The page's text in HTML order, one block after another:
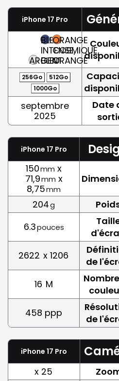
iPhone 17 Pro
ARGENT
BLEU
INTENSE,
BLEU
ORANGE
COSMIQUE,
ORANGE
256Go
512Go
1000Go
septembre
2025
Date
iPhone 17 Pro
150mm x
71,9mm x
8,75mm
204g
6.3pouces
2622 x 1206
de
16 M
458 ppp
de
iPhone 17 Pro
x 25